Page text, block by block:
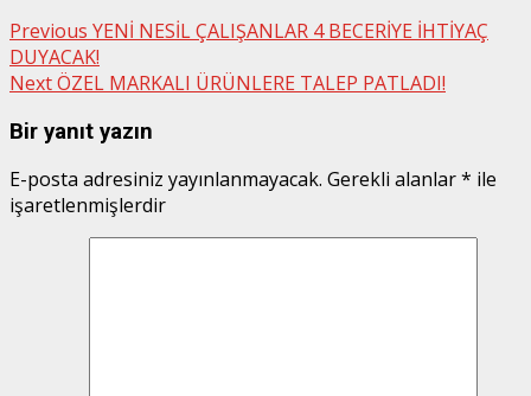
Post
navigation
Previous YENİ NESİL ÇALIŞANLAR 4 BECERİYE İHTİYAÇ
DUYACAK!
NextÖZEL MARKALI ÜRÜNLERE TALEP PATLADI!
Bir yanıt yazın
E-posta adresiniz yayınlanmayacak. Gerekli alanlar* ile
işaretlenmişlerdir